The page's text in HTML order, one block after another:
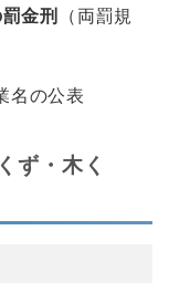
金刑
（両罰規
名の公表
ず・木く